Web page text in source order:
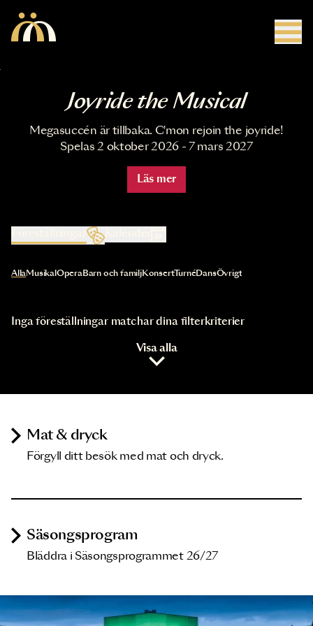
Joyride the Musical
Megasuccén är tillbaka. C'mon rejoin the joyride!
Spelas 2 oktober 2026 - 7 mars 2027
Läs mer
Kalender
Val av kategori uppdaterar innehållet automatiskt
AllaMusikal OperaBarn och familjKonsertTurnéDansÖvrigt
Inga föreställningar matchar dina filterkriterier
Visa alla
Mat & dryck
Förgyll ditt besök med mat och dryck.
Säsongsprogram
Bläddra i Säsongsprogrammet 26/27